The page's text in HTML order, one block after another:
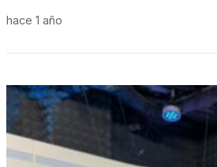
hace 1 año